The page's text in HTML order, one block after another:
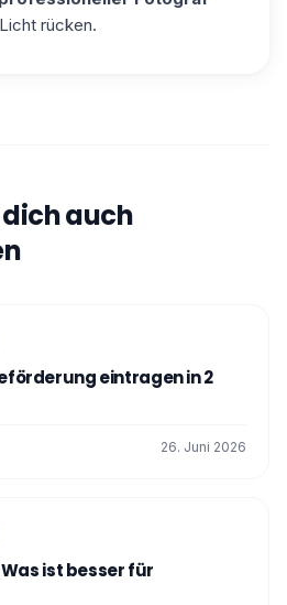
rücken.
auch
eintragen in 2
26. Juni 2026
ist besser für